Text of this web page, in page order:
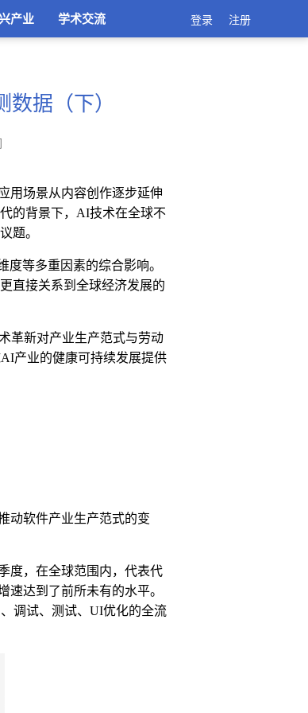
产业 学术交流 登录 注册
据（下）
用场景从内容创作逐步延伸
的背景下， AI技术在全球不
题。
等多重因素的综合影响。
直接关系到全球经济发展的
革新对产业生产范式与劳动
AI产业的健康可持续发展提供
动软件产业生产范式的变
度，在全球范围内，代表代
速达到了前所未有的水平。
调试、测试、 UI优化的全流